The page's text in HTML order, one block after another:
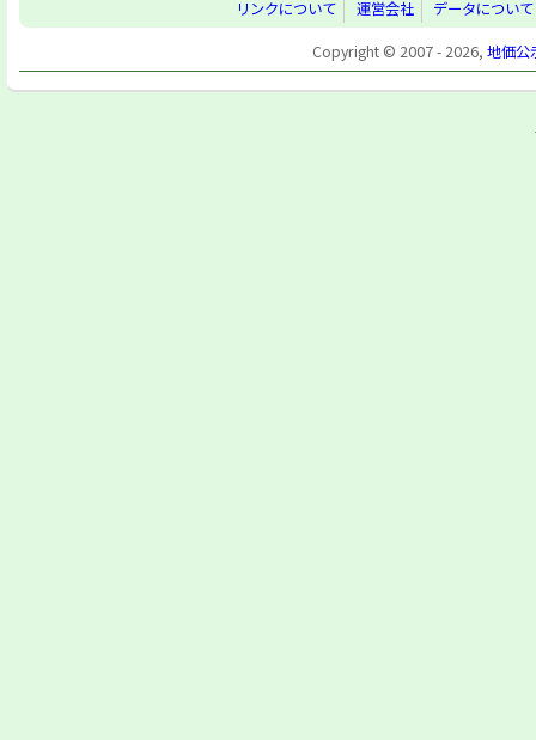
リンクについて 運営会社
データについて
Copyright © 2007 - 2026, 地価公